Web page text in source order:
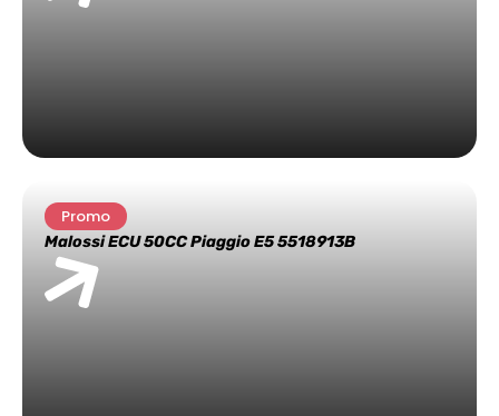
Promo
Malossi ECU 50CC Piaggio E5 5518913B